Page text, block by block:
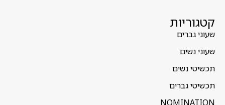
קטגוריות
שעוני גברים
שעוני נשים
תכשיטי נשים
תכשיטי גברים
NOMINATION